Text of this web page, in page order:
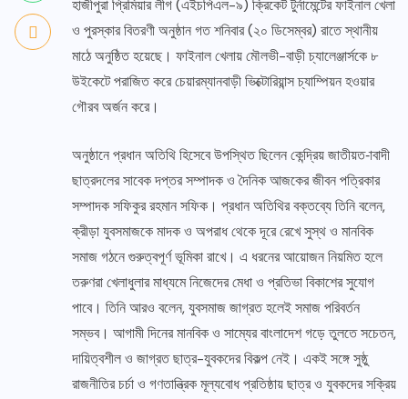
হাজীপুরা প্রিমিয়ার লীগ (এইচপিএল-৯) ক্রিকেট টুর্নামেন্টের ফাইনাল খেলা
ও পুরস্কার বিতরণী অনুষ্ঠান গত শনিবার (২০ ডিসেম্বর) রাতে স্থানীয়
মাঠে অনুষ্ঠিত হয়েছে। ফাইনাল খেলায় মৌলভী-বাড়ী চ্যালেঞ্জার্সকে ৮
উইকেটে পরাজিত করে চেয়ারম্যানবাড়ী ভিক্টোরিয়ান্স চ্যাম্পিয়ন হওয়ার
গৌরব অর্জন করে।
অনুষ্ঠানে প্রধান অতিথি হিসেবে উপস্থিত ছিলেন কেন্দ্রিয় জাতীয়ত-াবাদী
ছাত্রদলের সাবেক দপ্তর সম্পাদক ও দৈনিক আজকের জীবন পত্রিকার
সম্পাদক সফিকুর রহমান সফিক। প্রধান অতিথির বক্তব্যে তিনি বলেন,
ক্রীড়া যুবসমাজকে মাদক ও অপরাধ থেকে দূরে রেখে সুস্থ ও মানবিক
সমাজ গঠনে গুরুত্বপূর্ণ ভূমিকা রাখে। এ ধরনের আয়োজন নিয়মিত হলে
তরুণরা খেলাধুলার মাধ্যমে নিজেদের মেধা ও প্রতিভা বিকাশের সুযোগ
পাবে। তিনি আরও বলেন, যুবসমাজ জাগ্রত হলেই সমাজ পরিবর্তন
সম্ভব। আগামী দিনের মানবিক ও সাম্যের বাংলাদেশ গড়ে তুলতে সচেতন,
দায়িত্বশীল ও জাগ্রত ছাত্র-যুবকদের বিকল্প নেই। একই সঙ্গে সুষ্ঠু
রাজনীতির চর্চা ও গণতান্ত্রিক মূল্যবোধ প্রতিষ্ঠায় ছাত্র ও যুবকদের সক্রিয়